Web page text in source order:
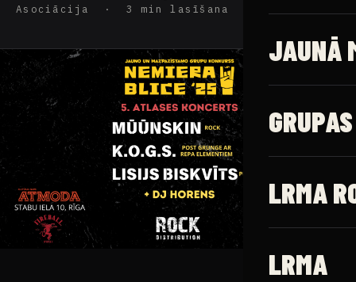
JAUNĀ
GRUPAS
LRMA
LRMA
Asociācija · 3 min lasīšana